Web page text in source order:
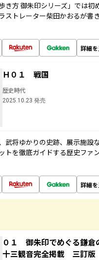
き方 御朱印シリーズ」では初
ストレーター柴田かおるが書
詳細
Ｈ０１ 戦国
歴史時代
2025.10.23 発売
武将ゆかりの史跡、展示施設
トを徹底ガイドする歴史ファ
詳細
０１ 御朱印でめぐる鎌
十三観音完全掲載 三訂版